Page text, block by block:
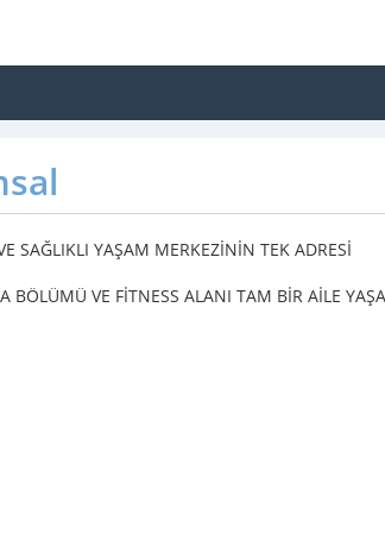
SAĞLIKLI YAŞAM MERKEZİNİN TEK ADRESİ
BÖLÜMÜ VE FİTNESS ALANI TAM BİR AİLE